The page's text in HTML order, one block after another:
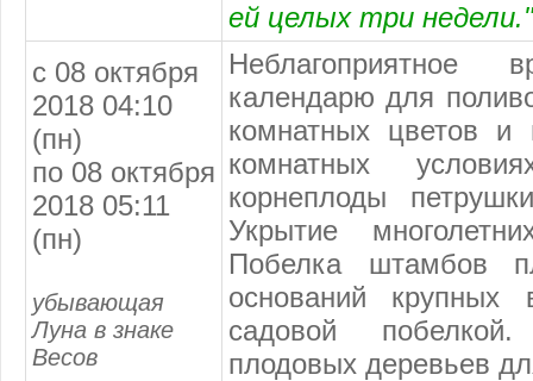
ей целых три недели."
с 08 октября
2018 04:10
(пн)
по 08 октября
2018 05:11
(пн)
убывающая
Луна в знаке
Весов
календарю для
комнатных цветов и
комнатных
корнеплоды
Укрытие
Побелка штамбов
оснований крупных
садовой
плодовых деревьев